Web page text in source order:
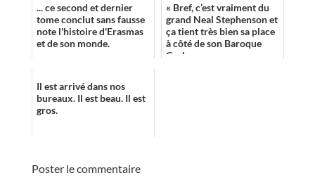
... ce second et dernier
tome conclut sans fausse
note l'histoire d'Erasmas
et de son monde.
« Bref, c’est vraiment du
grand Neal Stephenson et
ça tient très bien sa place
à côté de son Baroque
Cycle. »
Il est arrivé dans nos
bureaux. Il est beau. Il est
gros.
Poster le commentaire